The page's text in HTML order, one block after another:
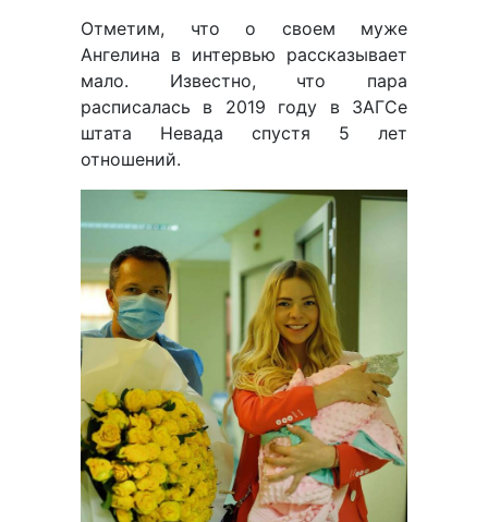
Отметим, что о своем муже
Ангелина в интервью рассказывает
мало. Известно, что пара
расписалась в 2019 году в ЗАГСе
штата Невада спустя 5 лет
отношений.